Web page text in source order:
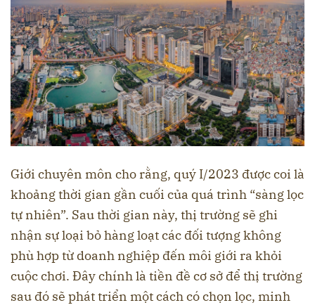
Giới chuyên môn cho rằng, quý I/2023 được coi là
khoảng thời gian gần cuối của quá trình “sàng lọc
tự nhiên”. Sau thời gian này, thị trường sẽ ghi
nhận sự loại bỏ hàng loạt các đối tượng không
phù hợp từ doanh nghiệp đến môi giới ra khỏi
cuộc chơi. Đây chính là tiền đề cơ sở để thị trường
sau đó sẽ phát triển một cách có chọn lọc, minh